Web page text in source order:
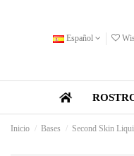
Español
Inicio Bases Second Skin